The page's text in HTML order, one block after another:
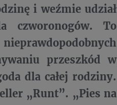
i weźmie udział
czworonogów. To
przeszkód w
dla całej rodziny.
„Runt”. „Pies na